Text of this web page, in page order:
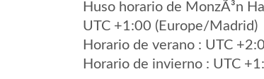
Huso horario de MonzÃ³n
UTC +1:00 (Europe/Madrid)
Horario de verano : UTC
Horario de invierno : UTC